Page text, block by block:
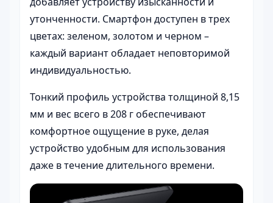
утонченности. Смартфон доступен в трех
цветах: зеленом, золотом и черном –
каждый вариант обладает неповторимой
индивидуальностью.
Тонкий профиль устройства толщиной 8,15
мм и вес всего в 208 г обеспечивают
комфортное ощущение в руке, делая
устройство удобным для использования
даже в течение длительного времени.